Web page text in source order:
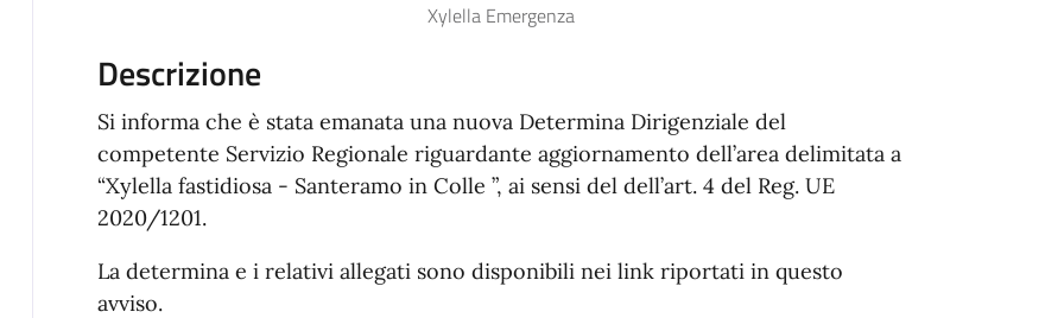
Xylella Emergenza
Descrizione
Si informa che è stata emanata una nuova Determina Dirigenziale del
competente Servizio Regionale riguardante aggiornamento dell’area delimitata a
“Xylella fastidiosa - Santeramo in Colle ”, ai sensi del dell’art. 4 del Reg. UE
2020/1201.
La determina e i relativi allegati sono disponibili nei link riportati in questo
avviso.